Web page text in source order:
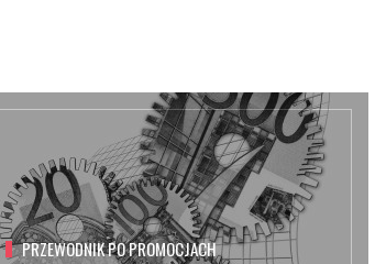
PRZEWODNIK PO PROMOCJACH